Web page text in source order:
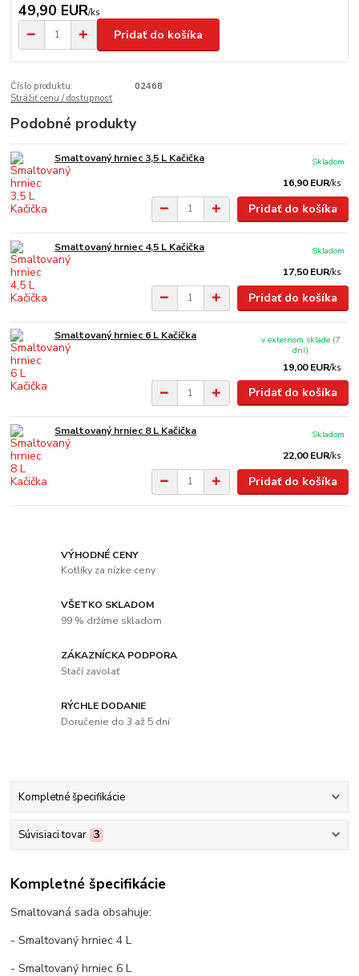
49,90 EUR/ks
Pridať do košíka
Číslo produktu:
02468
Strážiť cenu / dostupnosť
Podobné produkty
Smaltovaný hrniec 3,5 L Kačička
16,90 EUR/ks
Skladom
Pridať do košíka
Smaltovaný hrniec 4,5 L Kačička
17,50 EUR/ks
Skladom
Pridať do košíka
Smaltovaný hrniec 6 L Kačička
19,00 EUR/ks
v externom sklade (7
dní)
Pridať do košíka
Smaltovaný hrniec 8 L Kačička
22,00 EUR/ks
Skladom
Pridať do košíka
VÝHODNÉ CENY
Kotlíky za nízke ceny
VŠETKO SKLADOM
99 % držíme skladom
ZÁKAZNÍCKA PODPORA
Stačí zavolať
RÝCHLE DODANIE
Doručenie do 3 až 5 dní
Kompletné špecifikácie
Súvisiaci tovar 3
Kompletné špecifikácie
Smaltovaná sada obsahuje:
- Smaltovaný hrniec 4 L
- Smaltovaný hrniec 6 L